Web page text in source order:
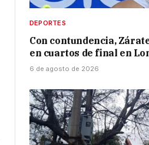
DEPORTES
Con contundencia,
en cuartos de final en
6 de agosto de 2026